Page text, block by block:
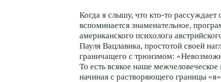
Когда я слышу, что кто-то рассуждает
вспоминается знаменательное,
американского психолога
Пауля Вацлавика, простотой своей
граничащего с трюизмом:
То есть всякое наше межчеловеческое
начиная с растворяющего границы